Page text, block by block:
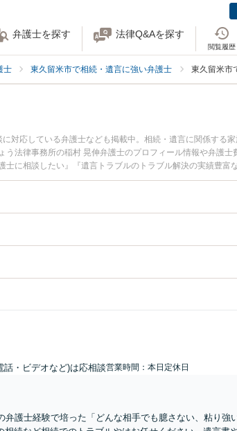
弁護士を探す 法律Q&Aを探す
閲覧履歴
士 東久留米市で相続・遺言に強い弁護士 東久留米市
対応している弁護士なども掲載中。相続・遺言に関係する
法律事務所の稲村 晃伸弁護士のプロフィール情報や弁護士
に相談したい』『遺言トラブルのトラブル解決の実績豊富
い』などでお困りの相談者さんにおすすめです。
話・ビデオなど)は応相談営業時間：本日定休日
弁護士経験で培った「どんな相手でも臆さない、粘り強